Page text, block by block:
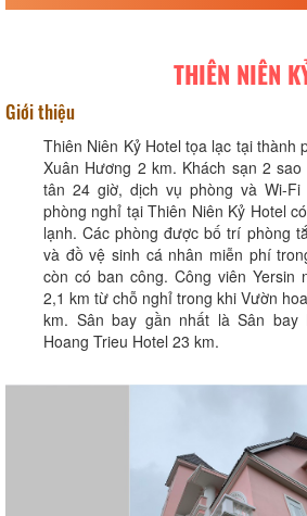
THIÊN NIÊN
Giới thiệu
Thiên Niên Kỷ Hotel tọa lạc tại thành
Xuân Hương 2 km. Khách sạn 2
tân 24 giờ, dịch vụ phòng và Wi-
phòng nghỉ tại Thiên Niên Kỷ Hotel
lạnh. Các phòng được bố trí phòng
và đồ vệ sinh cá nhân miễn phí
còn có ban công. Công viên Yersin
2,1 km từ chỗ nghỉ trong khi Vườn
km. Sân bay gần nhất là Sân bay
Hoang Trieu Hotel 23 km.